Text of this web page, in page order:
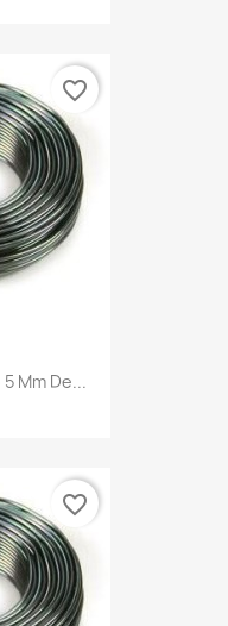
Mm De...
favorite_border
favorite_border